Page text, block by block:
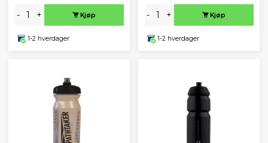
- + Kjøp
1-2 hverdager
- + Kjøp
1-2 hverdager